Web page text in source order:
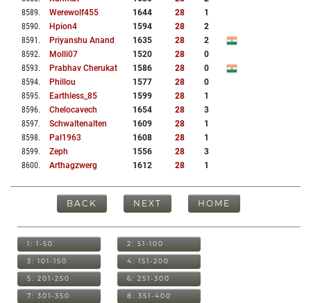
8589. Werewolf455 1644 28
1
8590. Hpion4 1594 28
2
8591 . Priyanshu Anand 1635 28
2
8592. Molli07 1520 28
0
8593. Prabhav Cherukat 1586 28
0
8594. Phillou 1577 28
0
8595. Earthless_85 1599 28
1
8596. Chelocavech 1654 28
3
8597. Schwaltenalten 1609 28
1
8598. Pal1963 1608 28
1
8599. Zeph 1556 28
3
8600. Arthagzwerg 1612 28 1
BACK NEXT HOME
1: 1-50 2: 51-100
3: 101-150 4: 151-200
5: 201-250 6: 251-300
7: 301-350 8: 351-400